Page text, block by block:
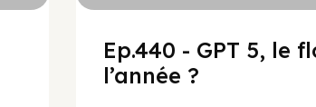
Ep.440 - GPT 5, le
l’année ?